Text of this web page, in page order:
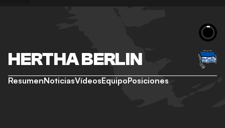
HERTHA BERLIN
ResumenNoticiasVídeosEquipoPosiciones